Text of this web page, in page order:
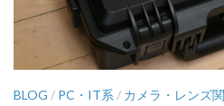
BLOG / PC・IT系 / カメラ・レンズ